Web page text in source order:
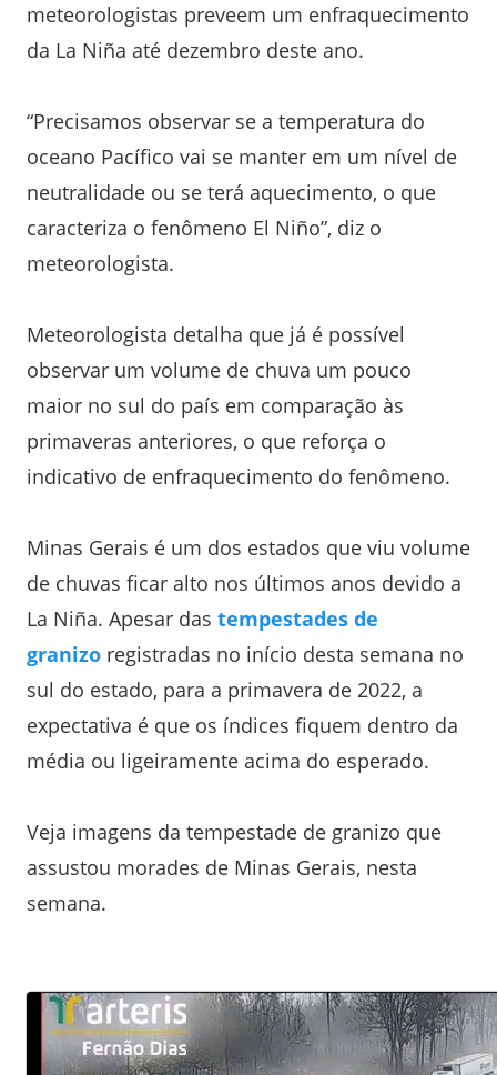
meteorologistas preveem um enfraquecimento
da La Niña até dezembro deste ano.
“Precisamos observar se a temperatura do
oceano Pacífico vai se manter em um nível de
neutralidade ou se terá aquecimento, o que
caracteriza o fenômeno El Niño”, diz o
meteorologista.
Meteorologista detalha que já é possível
observar um volume de chuva um pouco
maior no sul do país em comparação às
primaveras anteriores, o que reforça o
indicativo de enfraquecimento do fenômeno.
Minas Gerais é um dos estados que viu volume
de chuvas ficar alto nos últimos anos devido a
La Niña. Apesar das tempestades de
granizo registradas no início desta semana no
sul do estado, para a primavera de 2022, a
expectativa é que os índices fiquem dentro da
média ou ligeiramente acima do esperado.
Veja imagens da tempestade de granizo que
assustou morades de Minas Gerais, nesta
semana.